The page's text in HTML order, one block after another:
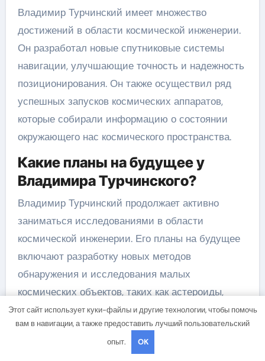
Владимир Турчинский имеет множество
достижений в области космической инженерии.
Он разработал новые спутниковые системы
навигации, улучшающие точность и надежность
позиционирования. Он также осуществил ряд
успешных запусков космических аппаратов,
которые собирали информацию о состоянии
окружающего нас космического пространства.
Какие планы на будущее у
Владимира Турчинского?
Владимир Турчинский продолжает активно
заниматься исследованиями в области
космической инженерии. Его планы на будущее
включают разработку новых методов
обнаружения и исследования малых
космических объектов, таких как астероиды,
которые могут представлять опасность для
Земли.
Этот сайт использует куки-файлы и другие технологии, чтобы помочь
вам в навигации, а также предоставить лучший пользовательский
опыт.
OK